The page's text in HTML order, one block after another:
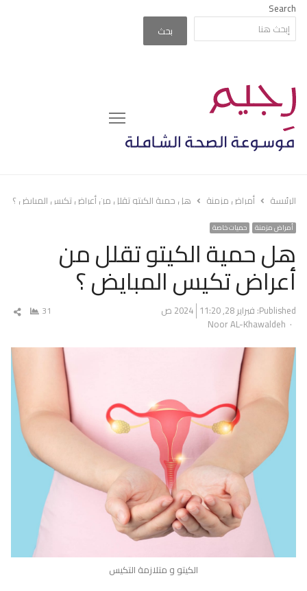
Search
بحث
Menu
الرئيسة أمراض مزمنة هل حمية الكيتو تقلل من أعراض تكيس المبايض ؟
أمراض مزمنة حميات خاصة
هل حمية الكيتو تقلل من
أعراض تكيس المبايض ؟
Published: فبراير 28, 2024 11:20 ص
Author
Noor AL-Khawaldeh
31
الكيتو و متلازمة التكيس